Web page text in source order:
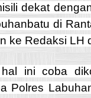
dekat
di
ke Redaksi LH
ini coba
Polres